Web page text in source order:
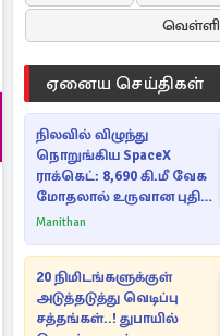
வெள்ளி
ஏனைய செய்திகள்
நிலவில் விழுந்து
நொறுங்கிய SpaceX
ராக்கெட்: 8,690 கி.மீ வேக
மோதலால் உருவான புதிய
பள்ளம்!
Manithan
20 நிமிடங்களுக்குள்
அடுத்தடுத்து வெடிப்பு
சத்தங்கள்..! துபாயில்